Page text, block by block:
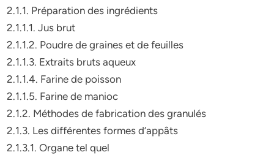
2.1.1. Préparation des ingrédients
2.1.1.1. Jus brut
2.1.1.2. Poudre de graines et de feuilles
2.1.1.3. Extraits bruts aqueux
2.1.1.4. Farine de poisson
2.1.1.5. Farine de manioc
2.1.2. Méthodes de fabrication des granulés
2.1.3. Les différentes formes d’appâts
2.1.3.1. Organe tel quel